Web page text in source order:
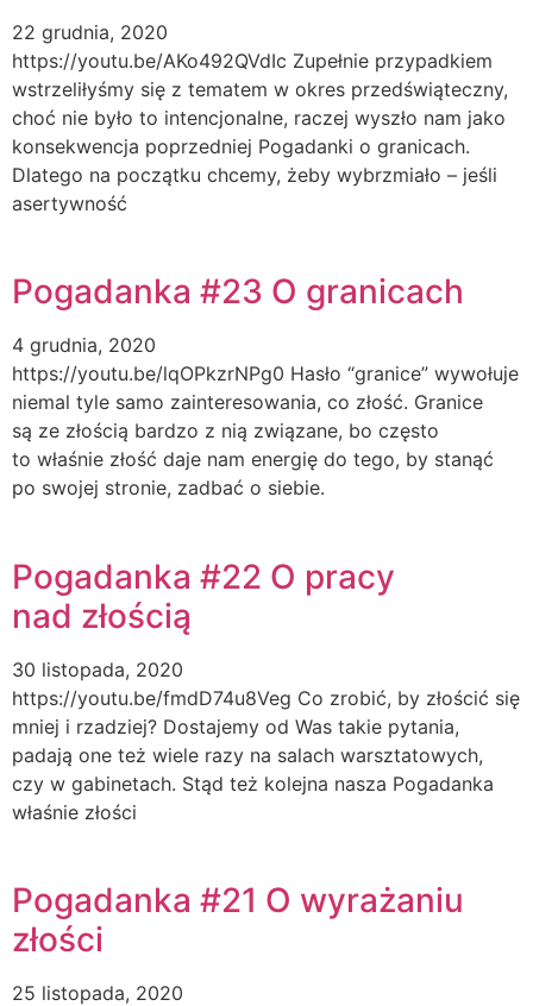
22 grudnia, 2020
https://youtu.be/AKo492QVdIc Zupełnie przypadkiem
wstrzeliłyśmy się z tematem w okres przedświąteczny,
choć nie było to intencjonalne, raczej wyszło nam jako
konsekwencja poprzedniej Pogadanki o granicach.
Dlatego na początku chcemy, żeby wybrzmiało – jeśli
asertywność
Pogadanka #23 O granicach
4 grudnia, 2020
https://youtu.be/lqOPkzrNPg0 Hasło “granice” wywołuje
niemal tyle samo zainteresowania, co złość. Granice
są ze złością bardzo z nią związane, bo często
to właśnie złość daje nam energię do tego, by stanąć
po swojej stronie, zadbać o siebie.
Pogadanka #22 O pracy
nad złością
30 listopada, 2020
https://youtu.be/fmdD74u8Veg Co zrobić, by złościć się
mniej i rzadziej? Dostajemy od Was takie pytania,
padają one też wiele razy na salach warsztatowych,
czy w gabinetach. Stąd też kolejna nasza Pogadanka
właśnie złości
Pogadanka #21 O wyrażaniu
złości
25 listopada, 2020